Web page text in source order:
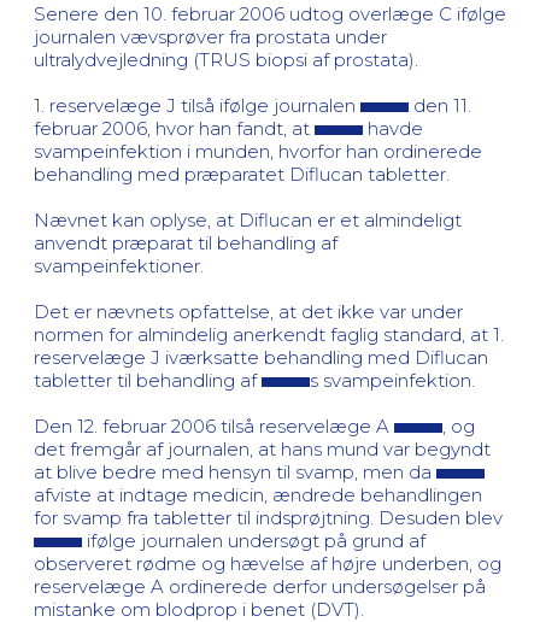
Senere den 10. februar 2006 udtog overlæge C ifølge
journalen vævsprøver fra prostata under
ultralydvejledning (TRUS biopsi af prostata).
1. reservelæge J tilså ifølge journalen
den 11.
februar 2006, hvor han fandt, at
havde
svampeinfektion i munden, hvorfor han ordinerede
behandling med præparatet Diflucan tabletter.
Nævnet kan oplyse, at Diflucan er et almindeligt
anvendt præparat til behandling af
svampeinfektioner.
Det er nævnets opfattelse, at det ikke var under
normen for almindelig anerkendt faglig standard, at 1.
reservelæge J iværksatte behandling med Diflucan
tabletter til behandling af
s svampeinfektion.
Den 12. februar 2006 tilså reservelæge A
, og
det fremgår af journalen, at hans mund var begyndt
at blive bedre med hensyn til svamp, men da
afviste at indtage medicin, ændrede behandlingen
for svamp fra tabletter til indsprøjtning. Desuden blev
ifølge journalen undersøgt på grund af
observeret rødme og hævelse af højre underben, og
reservelæge A ordinerede derfor undersøgelser på
mistanke om blodprop i benet (DVT).